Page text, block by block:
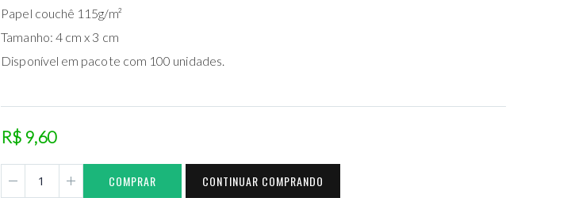
Papel couchê 115g/m²
Tamanho: 4 cm x 3 cm
Disponível em pacote com 100 unidades.
R$ 9,60
COMPRAR CONTINUAR COMPRANDO